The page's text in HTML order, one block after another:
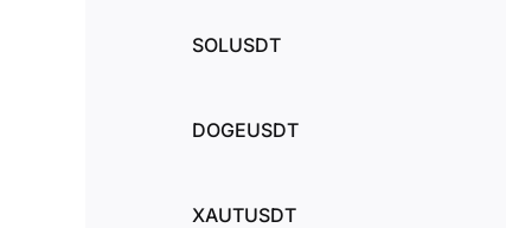
SOLUSDT
DOGEUSDT
XAUTUSDT